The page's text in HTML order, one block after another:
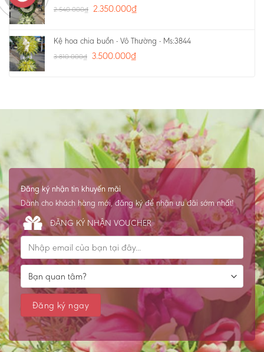
2.540.000₫ 2.350.000₫
Kệ hoa chia buồn - Vô Thường - Ms:3844
3.810.000₫ 3.500.000₫
Đăng ký nhận tin khuyến mãi
Dành cho khách hàng mới, đăng ký để nhận ưu đãi sớm nhất!
ĐĂNG KÝ NHẬN VOUCHER